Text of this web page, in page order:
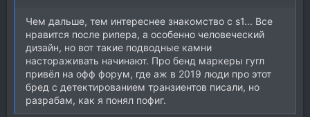
Чем дальше, тем интереснее знакомство с s1... Все
нравится после рипера, а особенно человеческий
дизайн, но вот такие подводные камни
настораживать начинают. Про бенд маркеры гугл
привёл на офф форум, где аж в 2019 люди про этот
бред с детектированием транзиентов писали, но
разрабам, как я понял пофиг.